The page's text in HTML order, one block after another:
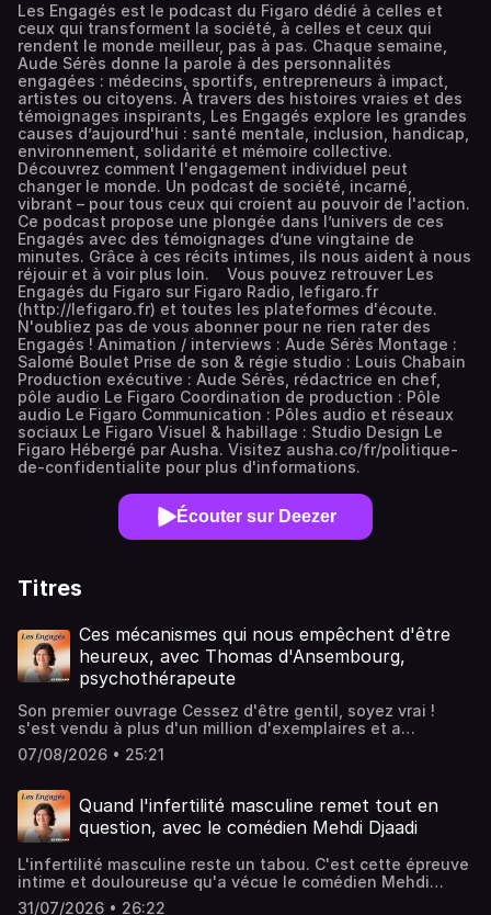
Les Engagés est le podcast du Figaro dédié à celles et
ceux qui transforment la société, à celles et ceux qui
rendent le monde meilleur, pas à pas. Chaque semaine,
Aude Sérès donne la parole à des personnalités
engagées : médecins, sportifs, entrepreneurs à impact,
artistes ou citoyens. À travers des histoires vraies et des
témoignages inspirants, Les Engagés explore les grandes
causes d’aujourd'hui : santé mentale, inclusion, handicap,
environnement, solidarité et mémoire collective.
Découvrez comment l'engagement individuel peut
changer le monde. Un podcast de société, incarné,
vibrant – pour tous ceux qui croient au pouvoir de l'action.
Ce podcast propose une plongée dans l’univers de ces
Engagés avec des témoignages d’une vingtaine de
minutes. Grâce à ces récits intimes, ils nous aident à nous
réjouir et à voir plus loin. Vous pouvez retrouver Les
Engagés du Figaro sur Figaro Radio, lefigaro.fr
(http://lefigaro.fr) et toutes les plateformes d'écoute.
N'oubliez pas de vous abonner pour ne rien rater des
Engagés ! Animation / interviews : Aude Sérès Montage :
Salomé Boulet Prise de son & régie studio : Louis Chabain
Production exécutive : Aude Sérès, rédactrice en chef,
pôle audio Le Figaro Coordination de production : Pôle
audio Le Figaro Communication : Pôles audio et réseaux
sociaux Le Figaro Visuel & habillage : Studio Design Le
Figaro Hébergé par Ausha. Visitez ausha.co/fr/politique-
de-confidentialite pour plus d'informations.
Écouter sur Deezer
Titres
Ces mécanismes qui nous empêchent d'être
heureux, avec Thomas d'Ansembourg,
psychothérapeute
Son premier ouvrage Cessez d'être gentil, soyez vrai !
s'est vendu à plus d'un million d'exemplaires et a
popularisé la communication non violente. Ancien avocat,
Thomas d'Ansembourg s'est occupé de jeunes de la rue et
ses formations sur la communication non violente, la paix
intérieure, la bonne gestion du temps. Au micro des
Engagés, Thomas d'Ansembourg creuse l'importance de la
déferlante des écrans, il donne des clés pour mieux
apprivoiser son temps et souligne l'importance de cultiver
sa vie intérieure. «Être heureux n'est pas confortable»,
07/08/2026 • 25:21
Quand l'infertilité masculine remet tout en
question, avec le comédien Mehdi Djaadi
L'infertilité masculine reste un tabou. C'est cette épreuve
intime et douloureuse qu'a vécue le comédien Mehdi
Djaadi avec sa femme et qu'il a décidé de partager dans
31/07/2026 • 26:22